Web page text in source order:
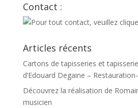
Contact :
Articles récents
Cartons de tapisseries et
d’Edouard Degaine –
Découvrez la réalisation de
musicien